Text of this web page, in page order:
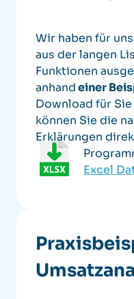
Wir haben für
aus der langen
Funktionen
anhandeiner
Download für
können Sie die
Erklärungen
Excel